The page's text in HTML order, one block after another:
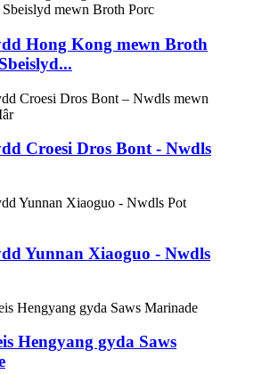
Hong Kong mewn Broth
Croesi Dros Bont - Nwdls
Yunnan Xiaoguo - Nwdls
Hengyang gyda Saws